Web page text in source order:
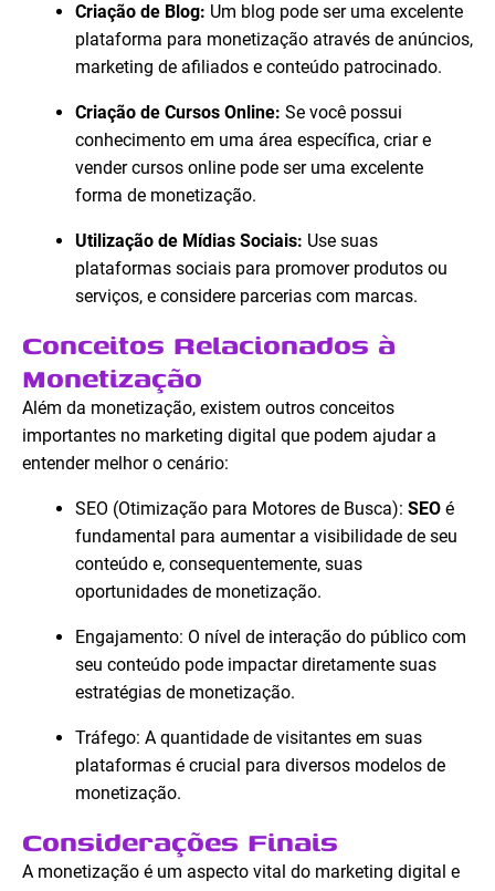
Criação de Blog: Um blog pode ser uma excelente
plataforma para monetização através de anúncios,
marketing de afiliados e conteúdo patrocinado.
Criação de Cursos Online: Se você possui
conhecimento em uma área específica, criar e
vender cursos online pode ser uma excelente
forma de monetização.
Utilização de Mídias Sociais: Use suas
plataformas sociais para promover produtos ou
serviços, e considere parcerias com marcas.
Conceitos Relacionados à
Monetização
Além da monetização, existem outros conceitos
importantes no marketing digital que podem ajudar a
entender melhor o cenário:
SEO (Otimização para Motores de Busca): SEO é
fundamental para aumentar a visibilidade de seu
conteúdo e, consequentemente, suas
oportunidades de monetização.
Engajamento: O nível de interação do público com
seu conteúdo pode impactar diretamente suas
estratégias de monetização.
Tráfego: A quantidade de visitantes em suas
plataformas é crucial para diversos modelos de
monetização.
Considerações Finais
A monetização é um aspecto vital do marketing digital e